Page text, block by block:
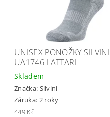
UNISEX PONOŽKY SILVINI
UA1746 LATTARI
Skladem
Značka: Silvini
Záruka: 2 roky
449 Kč